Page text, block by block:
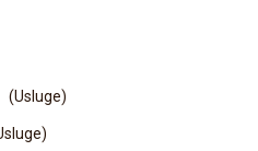
(Usluge)